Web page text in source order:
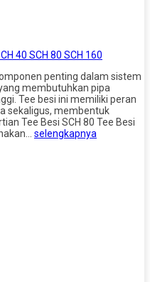
40 SCH 80 SCH 160
penting dalam sistem
membutuhkan pipa
Tee besi ini memiliki peran
sekaligus, membentuk
Tee Besi SCH 80 Tee Besi
selengkapnya